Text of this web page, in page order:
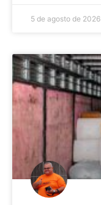
5 de agosto de 2026